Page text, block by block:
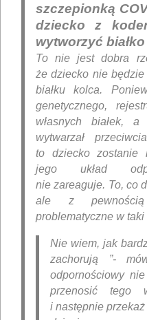
szczepionką
dziecko z
wytworzyć
To nie jest dobra
że dziecko nie będzie
białku kolca.
genetycznego,
własnych białek,
wytwarzał
to dziecko zostanie
jego układ
nie zareaguje. To, co
ale z
problematyczne w
Nie wiem, jak
zachorują ”-
odpornościowy
przenosić tego
i następnie